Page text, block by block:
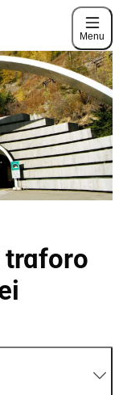
Menu
traforo